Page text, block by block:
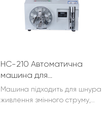
HC-210 Автоматична
машина для
намотування дроту
Машина підходить для шнура
живлення змінного струму,